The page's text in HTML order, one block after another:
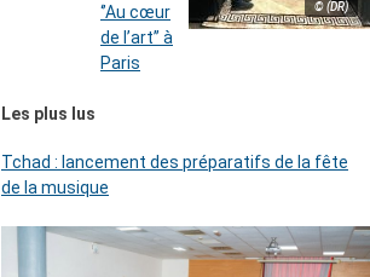
© (DR)
‘’Au cœur
de l’art’’ à
Paris
Les plus lus
Tchad : lancement des préparatifs de la fête
de la musique